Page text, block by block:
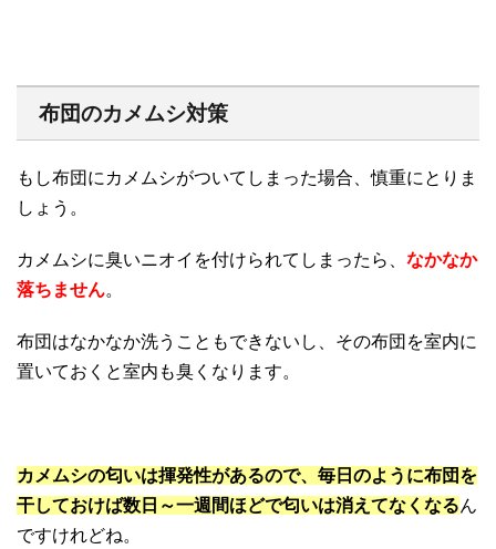
布団のカメムシ対策
もし布団にカメムシがついてしまった場合、慎重にとりま
しょう。
カメムシに臭いニオイを付けられてしまったら、 なかなか
落ちません。
布団はなかなか洗うこともできないし、その布団を室内に
置いておくと室内も臭くなります。
カメムシの匂いは揮発性があるので、毎日のように布団を
干しておけば数日～一週間ほどで匂いは消えてなくなるん
ですけれどね。